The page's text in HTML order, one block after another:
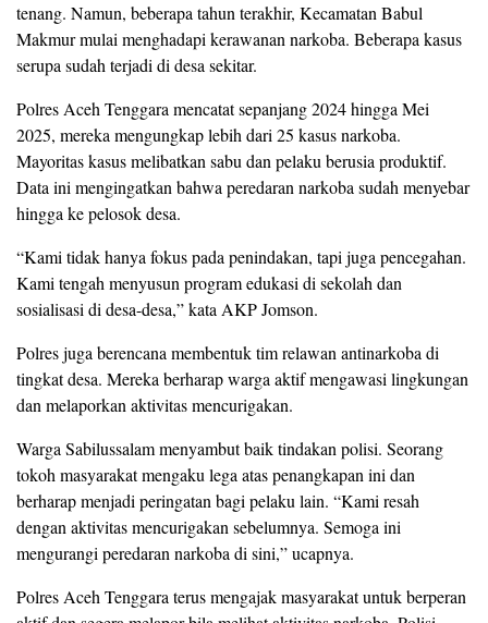
tenang. Namun, beberapa tahun terakhir, Kecamatan Babul
Makmur mulai menghadapi kerawanan narkoba. Beberapa kasus
serupa sudah terjadi di desa sekitar.
Polres Aceh Tenggara mencatat sepanjang 2024 hingga Mei
2025, mereka mengungkap lebih dari 25 kasus narkoba.
Mayoritas kasus melibatkan sabu dan pelaku berusia produktif.
Data ini mengingatkan bahwa peredaran narkoba sudah menyebar
hingga ke pelosok desa.
“Kami tidak hanya fokus pada penindakan, tapi juga pencegahan.
Kami tengah menyusun program edukasi di sekolah dan
sosialisasi di desa-desa,” kata AKP Jomson.
Polres juga berencana membentuk tim relawan antinarkoba di
tingkat desa. Mereka berharap warga aktif mengawasi lingkungan
dan melaporkan aktivitas mencurigakan.
Warga Sabilussalam menyambut baik tindakan polisi. Seorang
tokoh masyarakat mengaku lega atas penangkapan ini dan
berharap menjadi peringatan bagi pelaku lain. “Kami resah
dengan aktivitas mencurigakan sebelumnya. Semoga ini
mengurangi peredaran narkoba di sini,” ucapnya.
Polres Aceh Tenggara terus mengajak masyarakat untuk berperan